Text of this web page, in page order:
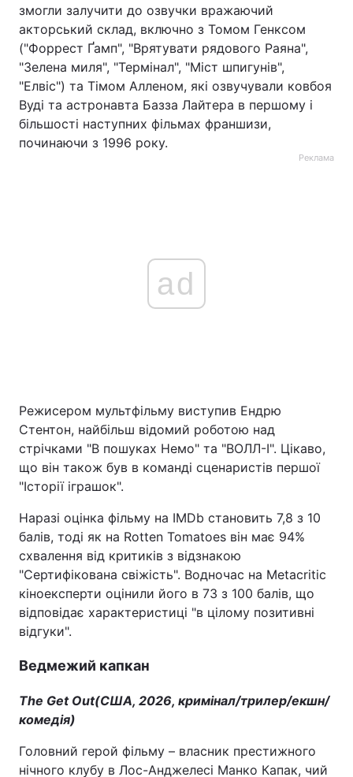
змогли залучити до озвучки вражаючий
акторський склад, включно з Томом Генксом
("Форрест Ґамп", "Врятувати рядового Раяна",
"Зелена миля", "Термінал", "Міст шпигунів",
"Елвіс") та Тімом Алленом, які озвучували ковбоя
Вуді та астронавта Базза Лайтера в першому і
більшості наступних фільмах франшизи,
починаючи з 1996 року.
Реклама
ad
Режисером мультфільму виступив Ендрю
Стентон, найбільш відомий роботою над
стрічками "В пошуках Немо" та "ВОЛЛ-І". Цікаво,
що він також був в команді сценаристів першої
"Історії іграшок".
Наразі оцінка фільму на IMDb становить 7,8 з 10
балів, тоді як на Rotten Tomatoes він має 94%
схвалення від критиків з відзнакою
"Сертифікована свіжість". Водночас на Metacritic
кіноексперти оцінили його в 73 з 100 балів, що
відповідає характеристиці "в цілому позитивні
відгуки".
Ведмежий капкан
The Get Out(США, 2026, кримінал/трилер/екшн/
комедія)
Головний герой фільму – власник престижного
нічного клубу в Лос-Анджелесі Манко Капак, чий